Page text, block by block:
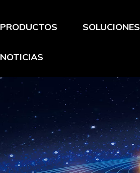
PRODUCTOS SOLUCIONES
NOTICIAS